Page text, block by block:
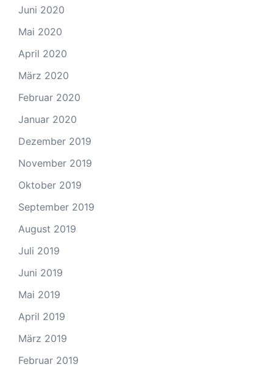
Juni 2020
Mai 2020
April 2020
März 2020
Februar 2020
Januar 2020
Dezember 2019
November 2019
Oktober 2019
September 2019
August 2019
Juli 2019
Juni 2019
Mai 2019
April 2019
März 2019
Februar 2019